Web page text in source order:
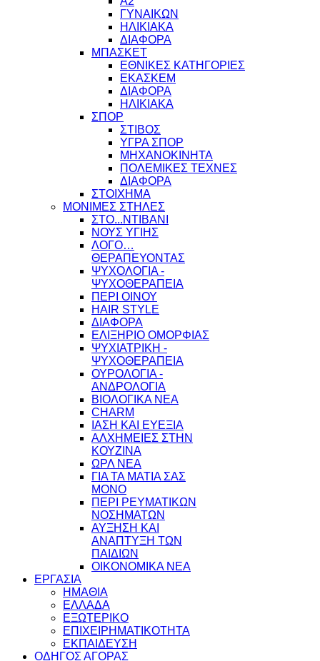
ΓΥΝΑΙΚΩΝ
ΗΛΙΚΙΑΚΑ
ΔΙΑΦΟΡΑ
ΜΠΑΣΚΕΤ
ΕΘΝΙΚΕΣ ΚΑΤΗΓΟΡΙΕΣ
ΕΚΑΣΚΕΜ
ΔΙΑΦΟΡΑ
ΗΛΙΚΙΑΚΑ
ΣΠΟΡ
ΣΤΙΒΟΣ
ΥΓΡΑ ΣΠΟΡ
ΜΗΧΑΝΟΚΙΝΗΤΑ
ΠΟΛΕΜΙΚΕΣ ΤΕΧΝΕΣ
ΔΙΑΦΟΡΑ
ΣΤΟΙΧΗΜΑ
ΜΟΝΙΜΕΣ ΣΤΗΛΕΣ
ΣΤΟ...ΝΤΙΒΑΝΙ
ΝΟΥΣ ΥΓΙΗΣ
ΛΟΓΟ…
ΘΕΡΑΠΕΥΟΝΤΑΣ
ΨΥΧΟΛΟΓΙΑ -
ΨΥΧΟΘΕΡΑΠΕΙΑ
ΠΕΡΙ ΟΙΝΟΥ
HAIR STYLE
ΔΙΑΦΟΡΑ
ΕΛΙΞΗΡΙΟ ΟΜΟΡΦΙΑΣ
ΨΥΧΙΑΤΡΙΚΗ -
ΨΥΧΟΘΕΡΑΠΕΙΑ
ΟΥΡΟΛΟΓΙΑ -
ΑΝΔΡΟΛΟΓΙΑ
ΒΙΟΛΟΓΙΚΑ ΝΕΑ
CHARM
ΙΑΣΗ ΚΑΙ ΕΥΕΞΙΑ
ΑΛΧΗΜΕΙΕΣ ΣΤΗΝ
ΚΟΥΖΙΝΑ
ΩΡΛ ΝEA
ΓΙΑ ΤΑ ΜΑΤΙΑ ΣΑΣ
ΜΟΝΟ
ΠΕΡΙ ΡΕΥΜΑΤΙΚΩΝ
ΝΟΣΗΜΑΤΩΝ
ΑΥΞΗΣΗ ΚΑΙ
ΑΝΑΠΤΥΞΗ ΤΩΝ
ΠΑΙΔΙΩΝ
ΟΙΚΟΝΟΜΙΚΑ ΝΕΑ
ΕΡΓΑΣΙΑ
ΗΜΑΘΙΑ
ΕΛΛΑΔΑ
ΕΞΩΤΕΡΙΚΟ
ΕΠΙΧΕΙΡΗΜΑΤΙΚΟΤΗΤΑ
ΕΚΠΑΙΔΕΥΣΗ
ΟΔΗΓΟΣ ΑΓΟΡΑΣ